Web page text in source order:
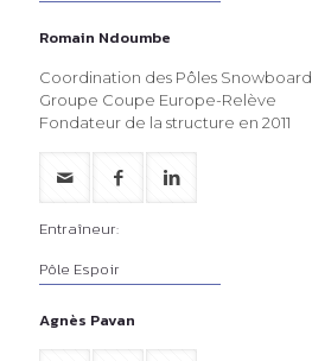
Romain Ndoumbe
Coordination des Pôles Snowboard
Groupe Coupe Europe-Relève
Fondateur de la structure en 2011
Entraîneur:
Pôle Espoir
Agnès Pavan